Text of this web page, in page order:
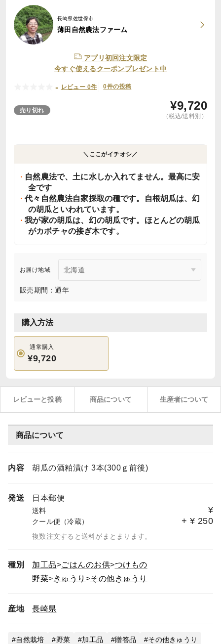
長崎県佐世保市
薄田自然農法ファーム
アプリ初回注文限定
今すぐ使えるクーポンプレゼント中
- レビュー 0件 0件の投稿
売り切れ ¥9,720
（税込/送料別）
＼ここがイチオシ／
自然農法で、土に水しか入れてません。最高に安
全です
代々自然農法自家採取の種です。自根胡瓜は、幻
の胡瓜といわれています。
我が家の胡瓜は、幻の胡瓜です。ほとんどの胡瓜
がカボチャの接ぎ木です。
お届け地域
販売期間：通年
購入方法
通常購入
¥9,720
レビューと投稿 商品について 生産者について
商品について
内容 胡瓜の酒粕漬け 3本(300ｇ前後)
発送 日本郵便
送料 ¥
クール便（冷蔵） + ¥ 250
複数注文すると送料がまとまります。
種別 加工品 ごはんのお供 つけもの
野菜
きゅうり その他きゅうり
産地 長崎県
自然栽培 野菜 加工品 贈答品
その他きゅうり